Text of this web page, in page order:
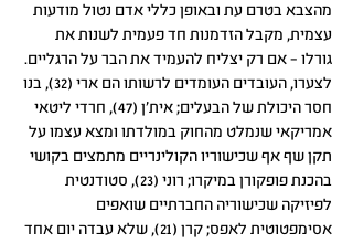
מהצבא בטרם עת ובאופן כללי אדם נטול מודעות
עצמית, מקבל הזדמנות חד פעמית לשנות את
גורלו – אם רק יצליח להעמיד את הבר על הרגליים.
לצערו, העובדים העומדים לרשותו הם ארי (32), בנו
חסר היכולת של הבעלים; אית'ן (47), חרדי ליטאי
אמריקאי שנמלט מהחוק במולדתו ומצא עצמו על
תקן שף אף שכישוריו הקולינריים מתמצים בקושי
בהכנת פופקורן במיקרו; רוני (23), סטודנטית
לפיזיקה שכישוריה החברתיים שואפים
אסימפטוטית לאפס; קרן (21), שלא עבדה יום אחד